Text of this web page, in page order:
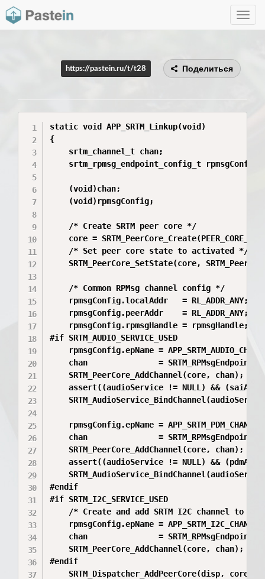
Toggle
https://pastein.ru/t/t28 Поделиться
static void APP_SRTM_Linkup(void)
{
    srtm_channel_t chan;
    srtm_rpmsg_endpoint_config_t rpmsgConfig;
    (void)chan;
    (void)rpmsgConfig;
    /* Create SRTM peer core */
core =
    /* Set peer core state to activated */
SRTM_PeerCore_SetState(core,
    /* Common RPMsg channel config */
    rpmsgConfig.localAddr   = RL_ADDR_ANY;
    rpmsgConfig.peerAddr    = RL_ADDR_ANY;
    rpmsgConfig.rpmsgHandle = rpmsgHandle;
#if SRTM_AUDIO_SERVICE_USED
rpmsgConfig.epName =
chan               =
    SRTM_PeerCore_AddChannel(core, chan);
assert((audioService != NULL) &&
rpmsgConfig.epName =
chan               =
    SRTM_PeerCore_AddChannel(core, chan);
assert((audioService != NULL) &&
#endif
#if SRTM_I2C_SERVICE_USED
/* Create and add SRTM I2C channel to
rpmsgConfig.epName =
chan               =
    SRTM_PeerCore_AddChannel(core, chan);
#endif
    SRTM_Dispatcher_AddPeerCore(disp, core);